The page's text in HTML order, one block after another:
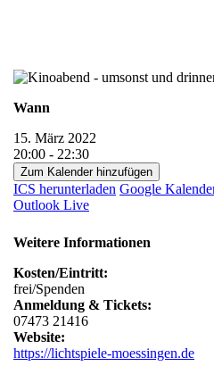
Wann
15. März 2022
20:00 - 22:30
Zum Kalender hinzufügen
ICS herunterladen Google
Outlook Live
Weitere Informationen
Kosten/Eintritt:
frei/Spenden
Anmeldung & Tickets:
07473 21416
Website:
https://lichtspiele-moessingen.de